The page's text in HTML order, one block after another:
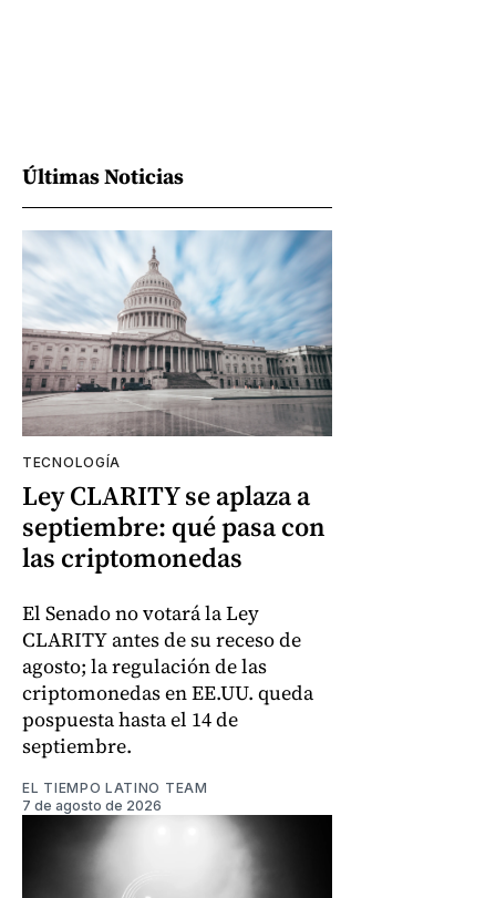
Últimas Noticias
TECNOLOGÍA
Ley CLARITY se aplaza a
septiembre: qué pasa con
las criptomonedas
El Senado no votará la Ley
CLARITY antes de su receso de
agosto; la regulación de las
criptomonedas en EE.UU. queda
pospuesta hasta el 14 de
septiembre.
EL TIEMPO LATINO TEAM
7 de agosto de 2026